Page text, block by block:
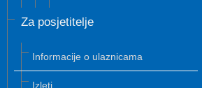
Za posjetitelje
Informacije o ulaznicama
Izleti